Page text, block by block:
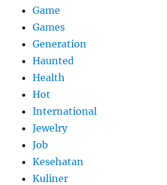
Game
Games
Generation
Haunted
Health
Hot
International
Jewelry
Job
Kesehatan
Kuliner